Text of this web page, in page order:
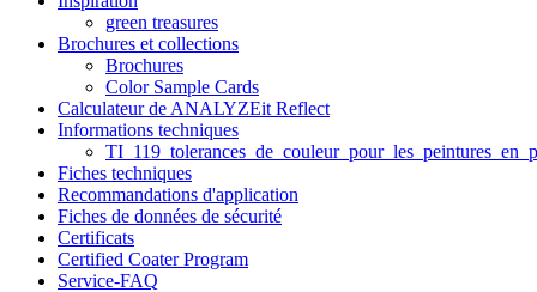
green treasures
Brochures et collections
Brochures
Color Sample Cards
Calculateur de ANALYZEit Reflect
Informations techniques
Fiches techniques
Recommandations d'application
Fiches de données de sécurité
Certificats
Certified Coater Program
Service-FAQ